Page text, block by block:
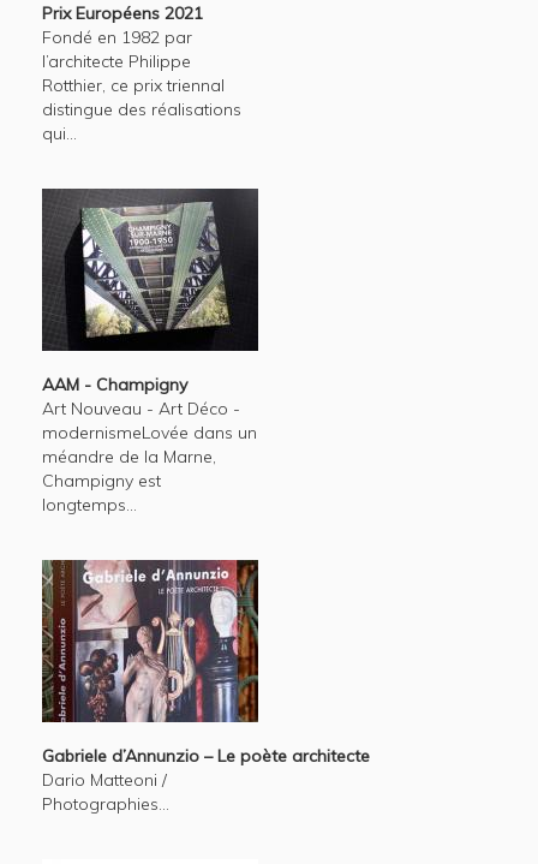
Prix Européens 2021
Fondé en 1982 par
l’architecte Philippe
Rotthier, ce prix triennal
distingue des réalisations
qui...
AAM - Champigny
Art Nouveau - Art Déco -
modernismeLovée dans un
méandre de la Marne,
Champigny est
longtemps...
Gabriele d’Annunzio – Le poète architecte
Dario Matteoni /
Photographies...